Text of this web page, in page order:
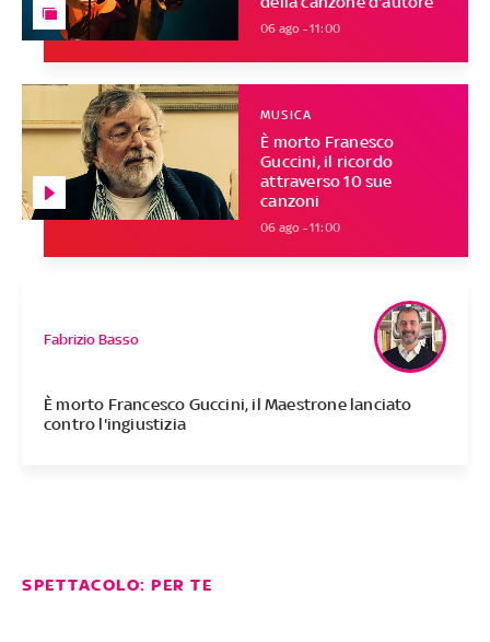
06 ago - 11:00
È morto Franesco
Guccini, il ricordo
attraverso 10 sue
canzoni
MUSICA
06 ago - 11:00
È morto Francesco Guccini, il Maestrone lanciato
contro l'ingiustizia
Fabrizio Basso
SPETTACOLO: PER TE